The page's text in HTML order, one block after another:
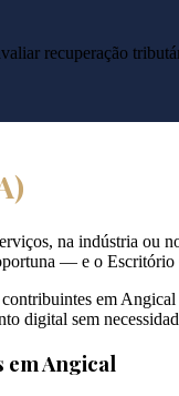
recuperação
)
na indústria
— e o Escritório
em
digital sem
emAngical